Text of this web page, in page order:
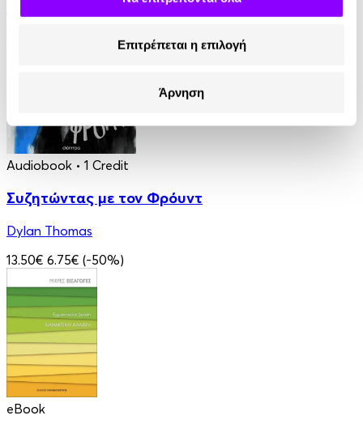
Επιτρέπεται η επιλογή
Άρνηση
12.90€
Audiobook • 1 Credit
Συζητώντας με τον Φρόυντ
Dylan Thomas
13.50€ 6.75€ (-50%)
eBook